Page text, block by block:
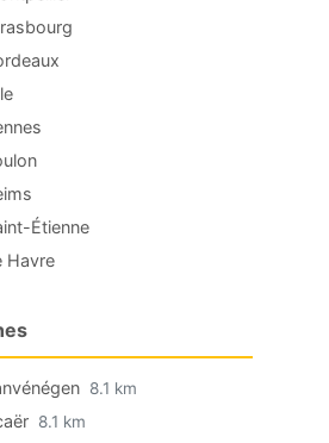
Étienne
Havre
8.1 km
8.1 km